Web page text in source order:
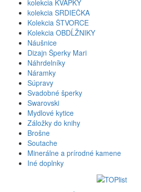
kolekcia KVAPKY
kolekcia SRDIEČKA
Kolekcia ŠTVORCE
Kolekcia OBDĹŽNIKY
Náušnice
Dizajn Šperky Mari
Náhrdelníky
Náramky
Súpravy
Svadobné šperky
Swarovski
Mydlové kytice
Záložky do knihy
Brošne
Soutache
Minerálne a prírodné kamene
Iné doplnky